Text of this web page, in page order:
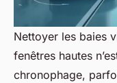
Nettoyer les baies
fenêtres hautes
chronophage,